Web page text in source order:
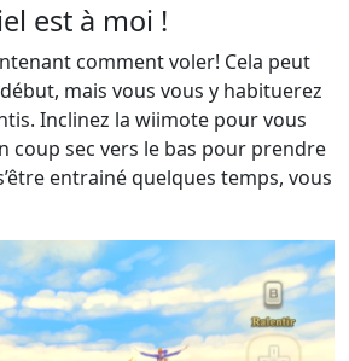
est à moi !
comment voler! Cela peut
mais vous vous y habituerez
Inclinez la wiimote pour vous
coup sec vers le bas pour prendre
entrainé quelques temps, vous